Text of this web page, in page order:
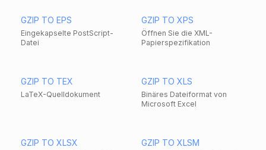
GZIP TO EPS
Eingekapselte PostScript-
Datei
GZIP TO XPS
Öffnen Sie die XML-
Papierspezifikation
GZIP TO TEX
LaTeX-Quelldokument
GZIP TO XLS
Binäres Dateiformat von
Microsoft Excel
GZIP TO XLSX GZIP TO XLSM